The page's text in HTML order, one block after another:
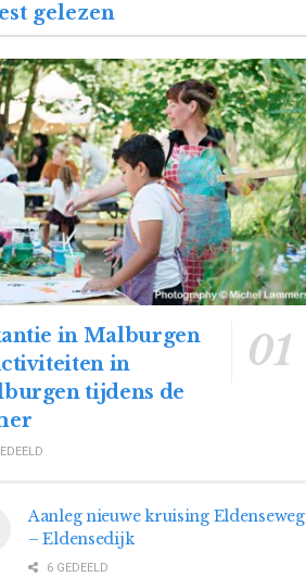
gelezen
in Malburgen
in
tijdens de
Aanleg nieuwe kruising Eldenseweg
– Eldensedijk
6 GEDEELD